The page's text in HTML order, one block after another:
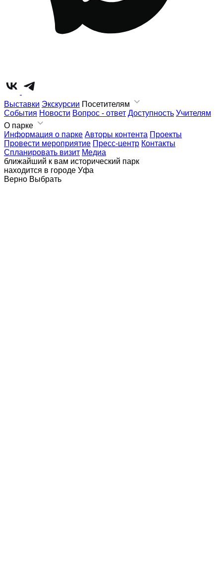
Выставки Экскурсии Посетителям
События Новости Вопрос - ответ Доступность Учителям
О парке
Информация о парке Авторы контента Проекты
Провести мероприятие Пресс-центр Контакты
Спланировать визит Медиа
ближайший к вам исторический парк
находится в городе Уфа
Верно Выбрать